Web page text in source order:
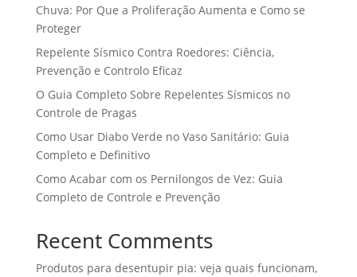
Chuva: Por Que a Proliferação Aumenta e Como se
Proteger
Repelente Sísmico Contra Roedores: Ciência,
Prevenção e Controlo Eficaz
O Guia Completo Sobre Repelentes Sísmicos no
Controle de Pragas
Como Usar Diabo Verde no Vaso Sanitário: Guia
Completo e Definitivo
Como Acabar com os Pernilongos de Vez: Guia
Completo de Controle e Prevenção
Recent Comments
Produtos para desentupir pia: veja quais funcionam,